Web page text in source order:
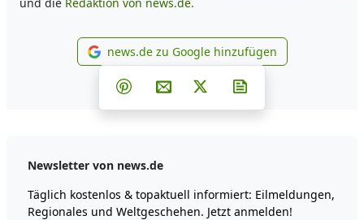
news.de zu Google
news.de zu Google hinzufügen
Teilen auf Facebook
Teilen auf Whatsapp
Teilen auf Telegram
Teilen auf Pinterest
Per E-Mail teilen
Post auf X
Newsletter von news.de
Täglich kostenlos & topaktuell informiert: Eilmeldungen,
Regionales und Weltgeschehen. Jetzt anmelden!